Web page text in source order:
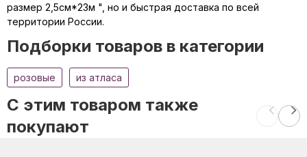
размер 2,5см*23м ", но и быстрая доставка по всей
территории России.
Подборки товаров в категории
розовые из атласа
C этим товаром также
покупают